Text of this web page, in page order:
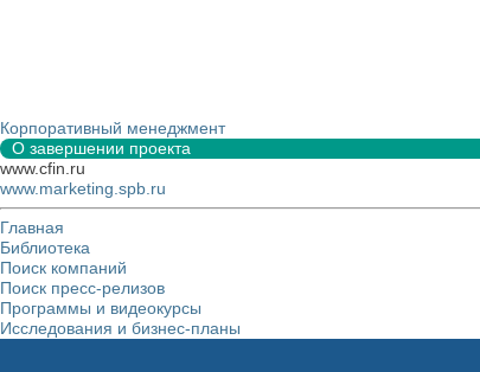
Корпоративный менеджмент
О завершении проекта
www.cfin.ru
www.marketing.spb.ru
Главная
Библиотека
Поиск компаний
Поиск пресс-релизов
Программы и видеокурсы
Исследования и бизнес-планы